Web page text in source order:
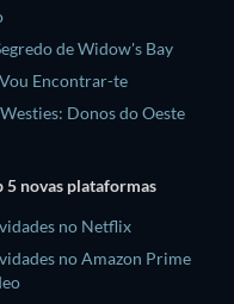
de Widow's Bay
Encontrar-te
Donos do Oeste
5 novas plataformas
no Netflix
no Amazon Prime